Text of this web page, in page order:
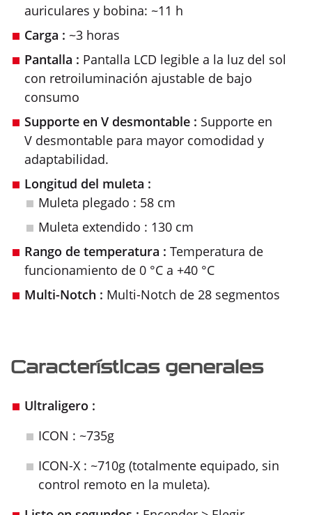
auriculares y bobina: ~11 h
Carga : ~3 horas
Pantalla : Pantalla LCD legible a la luz del sol
con retroiluminación ajustable de bajo
consumo
Supporte en V desmontable : Supporte en
V desmontable para mayor comodidad y
adaptabilidad.
Longitud del muleta :
Muleta plegado : 58 cm
Muleta extendido : 130 cm
Rango de temperatura : Temperatura de
funcionamiento de 0 °C a +40 °C
Multi-Notch : Multi-Notch de 28 segmentos
Características generales
Ultraligero :
ICON : ~735g
ICON-X : ~710g (totalmente equipado, sin
control remoto en la muleta).